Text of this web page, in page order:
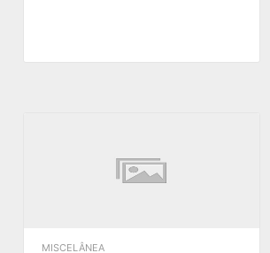
MISCELÂNEA